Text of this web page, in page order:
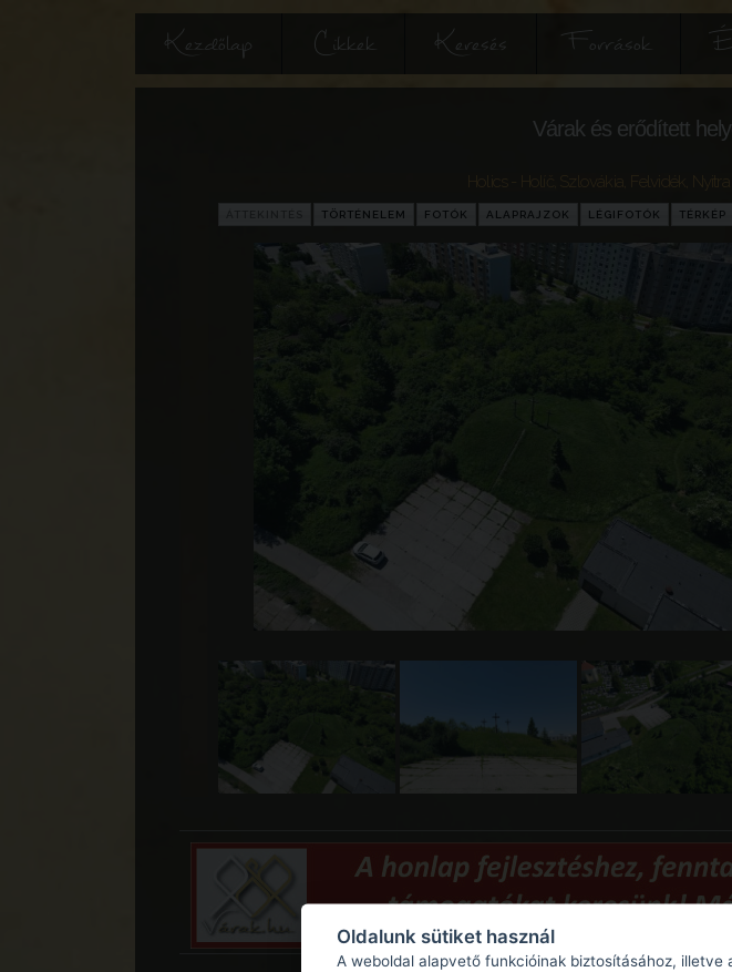
Kezdőlap Cikkek Keresés Források
Várak és erődített
Szlovákia
TÖRTÉNELEM FOTÓK ALAPRAJZOK LÉGIFOTÓK TÉRKÉP
Oldalunk sütiket használ
A weboldal alapvető funkcióinak biztosításához, illetve